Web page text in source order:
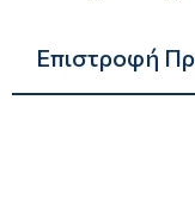
Επιστροφή